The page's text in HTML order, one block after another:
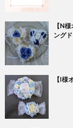
【N
ング
【I様